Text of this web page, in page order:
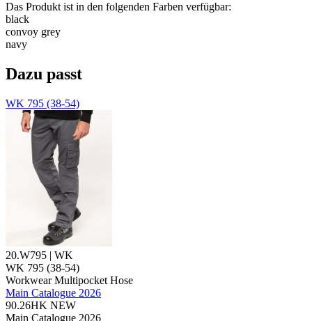
Das Produkt ist in den folgenden Farben verfügbar:
black
convoy grey
navy
Dazu passt
WK 795 (38-54)
20.W795 | WK
WK 795 (38-54)
Workwear Multipocket Hose
Main Catalogue 2026
90.26HK NEW
Main Catalogue 2026